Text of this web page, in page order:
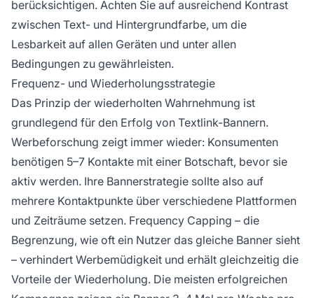
berücksichtigen. Achten Sie auf ausreichend Kontrast
zwischen Text- und Hintergrundfarbe, um die
Lesbarkeit auf allen Geräten und unter allen
Bedingungen zu gewährleisten.
Frequenz- und Wiederholungsstrategie
Das Prinzip der wiederholten Wahrnehmung ist
grundlegend für den Erfolg von Textlink-Bannern.
Werbeforschung zeigt immer wieder: Konsumenten
benötigen 5–7 Kontakte mit einer Botschaft, bevor sie
aktiv werden. Ihre Bannerstrategie sollte also auf
mehrere Kontaktpunkte über verschiedene Plattformen
und Zeiträume setzen. Frequency Capping – die
Begrenzung, wie oft ein Nutzer das gleiche Banner sieht
– verhindert Werbemüdigkeit und erhält gleichzeitig die
Vorteile der Wiederholung. Die meisten erfolgreichen